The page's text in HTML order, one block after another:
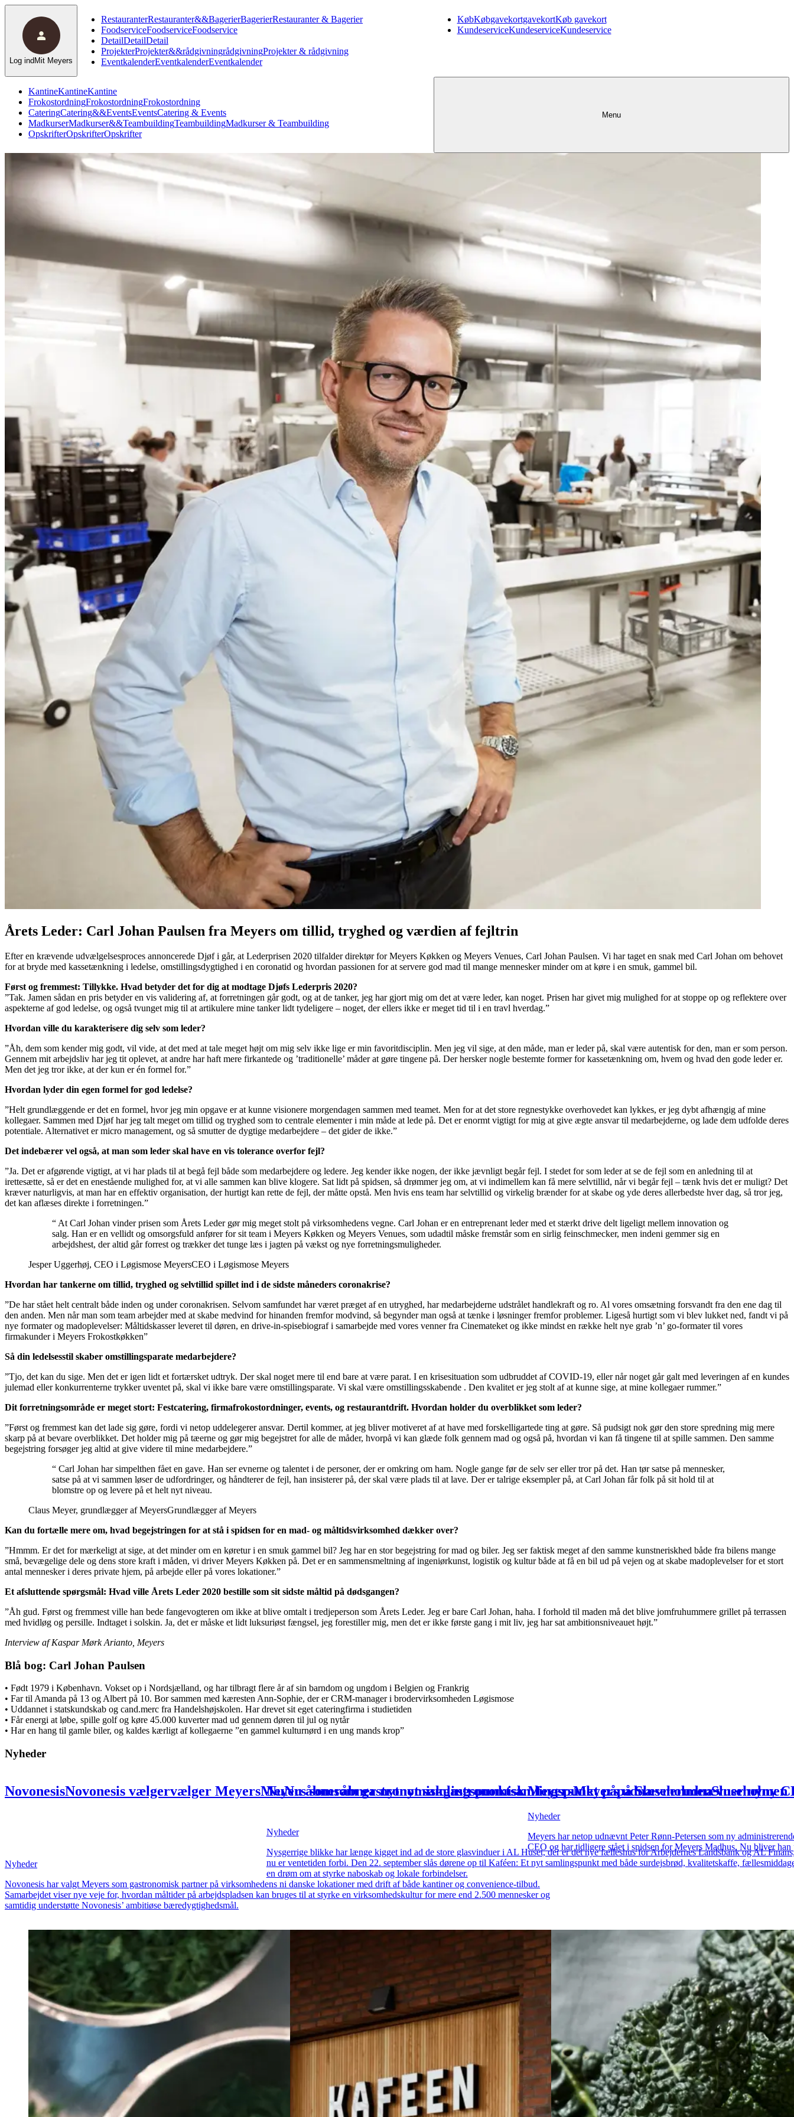
KantineKantineKantine
FrokostordningFrokostordningFrokostordning
CateringCatering&&EventsEventsCatering & Events
MadkurserMadkurser&&TeambuildingTeambuildingMadkurser & Teambuilding
OpskrifterOpskrifterOpskrifter
RestauranterRestauranter&&BagerierBagerierRestauranter & Bagerier
FoodserviceFoodserviceFoodservice
DetailDetailDetail
ProjekterProjekter&&rådgivningrådgivningProjekter & rådgivning
EventkalenderEventkalenderEventkalender
KøbKøbgavekortgavekortKøb gavekort
KundeserviceKundeserviceKundeservice
Log ind Mit Meyers
Menu
Årets Leder: Carl Johan Paulsen fra Meyers om tillid, tryghed og værdien af fejltrin
Efter en krævende udvælgelsesproces annoncerede Djøf i går, at Lederprisen 2020 tilfalder direktør for Meyers Køkken og Meyers Venues, Carl Johan Paulsen. Vi har taget en snak med Carl Johan om behovet
for at bryde med kassetænkning i ledelse, omstillingsdygtighed i en coronatid og hvordan passionen for at servere god mad til mange mennesker minder om at køre i en smuk, gammel bil.
Først og fremmest: Tillykke. Hvad betyder det for dig at modtage Djøfs Lederpris 2020?
”Tak. Jamen sådan en pris betyder en vis validering af, at forretningen går godt, og at de tanker, jeg har gjort mig om det at være leder, kan noget. Prisen har givet mig mulighed for at stoppe op og reflektere over
aspekterne af god ledelse, og også tvunget mig til at artikulere mine tanker lidt tydeligere – noget, der ellers ikke er meget tid til i en travl hverdag.”
Hvordan ville du karakterisere dig selv som leder?
”Åh, dem som kender mig godt, vil vide, at det med at tale meget højt om mig selv ikke lige er min favoritdisciplin. Men jeg vil sige, at den måde, man er leder på, skal være autentisk for den, man er som person.
Gennem mit arbejdsliv har jeg tit oplevet, at andre har haft mere firkantede og ’traditionelle’ måder at gøre tingene på. Der hersker nogle bestemte former for kassetænkning om, hvem og hvad den gode leder er.
Men det jeg tror ikke, at der kun er én formel for.”
Hvordan lyder din egen formel for god ledelse?
”Helt grundlæggende er det en formel, hvor jeg min opgave er at kunne visionere morgendagen sammen med teamet. Men for at det store regnestykke overhovedet kan lykkes, er jeg dybt afhængig af mine
kollegaer. Sammen med Djøf har jeg talt meget om tillid og tryghed som to centrale elementer i min måde at lede på. Det er enormt vigtigt for mig at give ægte ansvar til medarbejderne, og lade dem udfolde deres
potentiale. Alternativet er micro management, og så smutter de dygtige medarbejdere – det gider de ikke.”
Det indebærer vel også, at man som leder skal have en vis tolerance overfor fejl?
”Ja. Det er afgørende vigtigt, at vi har plads til at begå fejl både som medarbejdere og ledere. Jeg kender ikke nogen, der ikke jævnligt begår fejl. I stedet for som leder at se de fejl som en anledning til at
irettesætte, så er det en enestående mulighed for, at vi alle sammen kan blive klogere. Sat lidt på spidsen, så drømmer jeg om, at vi indimellem kan få mere selvtillid, når vi begår fejl – tænk hvis det er muligt? Det
kræver naturligvis, at man har en effektiv organisation, der hurtigt kan rette de fejl, der måtte opstå. Men hvis ens team har selvtillid og virkelig brænder for at skabe og yde deres allerbedste hver dag, så tror jeg,
det kan aflæses direkte i forretningen.”
“ At Carl Johan vinder prisen som Årets Leder gør mig meget stolt på virksomhedens vegne. Carl Johan er en entreprenant leder med et stærkt drive delt ligeligt mellem innovation og
salg. Han er en vellidt og omsorgsfuld anfører for sit team i Meyers Køkken og Meyers Venues, som udadtil måske fremstår som en sirlig feinschmecker, men indeni gemmer sig en
arbejdshest, der altid går forrest og trækker det tunge læs i jagten på vækst og nye forretningsmuligheder.
Jesper Uggerhøj, CEO i Løgismose MeyersCEO i Løgismose Meyers
Hvordan har tankerne om tillid, tryghed og selvtillid spillet ind i de sidste måneders coronakrise?
”De har stået helt centralt både inden og under coronakrisen. Selvom samfundet har været præget af en utryghed, har medarbejderne udstrålet handlekraft og ro. Al vores omsætning forsvandt fra den ene dag til
den anden. Men når man som team arbejder med at skabe medvind for hinanden fremfor modvind, så begynder man også at tænke i løsninger fremfor problemer. Ligeså hurtigt som vi blev lukket ned, fandt vi på
nye formater og madoplevelser: Måltidskasser leveret til døren, en drive-in-spisebiograf i samarbejde med vores venner fra Cinemateket og ikke mindst en række helt nye grab ’n’ go-formater til vores
firmakunder i Meyers Frokostkøkken”
Så din ledelsesstil skaber omstillingsparate medarbejdere?
”Tjo, det kan du sige. Men det er igen lidt et fortærsket udtryk. Der skal noget mere til end bare at være parat. I en krisesituation som udbruddet af COVID-19, eller når noget går galt med leveringen af en kundes
julemad eller konkurrenterne trykker uventet på, skal vi ikke bare være omstillingsparate. Vi skal være omstillingsskabende . Den kvalitet er jeg stolt af at kunne sige, at mine kollegaer rummer.”
Dit forretningsområde er meget stort: Festcatering, firmafrokostordninger, events, og restaurantdrift. Hvordan holder du overblikket som leder?
”Først og fremmest kan det lade sig gøre, fordi vi netop uddelegerer ansvar. Dertil kommer, at jeg bliver motiveret af at have med forskelligartede ting at gøre. Så pudsigt nok gør den store spredning mig mere
skarp på at bevare overblikket. Det holder mig på tæerne og gør mig begejstret for alle de måder, hvorpå vi kan glæde folk gennem mad og også på, hvordan vi kan få tingene til at spille sammen. Den samme
begejstring forsøger jeg altid at give videre til mine medarbejdere.”
“ Carl Johan har simpelthen fået en gave. Han ser evnerne og talentet i de personer, der er omkring om ham. Nogle gange før de selv ser eller tror på det. Han tør satse på mennesker,
satse på at vi sammen løser de udfordringer, og håndterer de fejl, han insisterer på, der skal være plads til at lave. Der er talrige eksempler på, at Carl Johan får folk på sit hold til at
blomstre op og levere på et helt nyt niveau.
Claus Meyer, grundlægger af MeyersGrundlægger af Meyers
Kan du fortælle mere om, hvad begejstringen for at stå i spidsen for en mad- og måltidsvirksomhed dækker over?
”Hmmm. Er det for mærkeligt at sige, at det minder om en køretur i en smuk gammel bil? Jeg har en stor begejstring for mad og biler. Jeg ser faktisk meget af den samme kunstneriskhed både fra bilens mange
små, bevægelige dele og dens store kraft i måden, vi driver Meyers Køkken på. Det er en sammensmeltning af ingeniørkunst, logistik og kultur både at få en bil ud på vejen og at skabe madoplevelser for et stort
antal mennesker i deres private hjem, på arbejde eller på vores lokationer.”
Et afsluttende spørgsmål: Hvad ville Årets Leder 2020 bestille som sit sidste måltid på dødsgangen?
”Åh gud. Først og fremmest ville han bede fangevogteren om ikke at blive omtalt i tredjeperson som Årets Leder. Jeg er bare Carl Johan, haha. I forhold til maden må det blive jomfruhummere grillet på terrassen
med hvidløg og persille. Indtaget i solskin. Ja, det er måske et lidt luksuriøst fængsel, jeg forestiller mig, men det er ikke første gang i mit liv, jeg har sat ambitionsniveauet højt.”
Interview af Kaspar Mørk Arianto, Meyers
Blå bog: Carl Johan Paulsen
• Født 1979 i København. Vokset op i Nordsjælland, og har tilbragt flere år af sin barndom og ungdom i Belgien og Frankrig
• Far til Amanda på 13 og Albert på 10. Bor sammen med kæresten Ann-Sophie, der er CRM-manager i brodervirksomheden Løgismose
• Uddannet i statskundskab og cand.merc fra Handelshøjskolen. Har drevet sit eget cateringfirma i studietiden
• Får energi at løbe, spille golf og køre 45.000 kuverter mad ud gennem døren til jul og nytår
• Har en hang til gamle biler, og kaldes kærligt af kollegaerne ”en gammel kulturnørd i en ung mands krop”
Nyheder
NovonesisNovonesis vælgervælger MeyersMeyers somsom gastronomiskgastronomisk
fællesskabfællesskab
Nyheder
Novonesis har valgt Meyers som gastronomisk partner på virksomhedens ni danske lokationer med drift af både kantiner og convenience-tilbud.
Samarbejdet viser nye veje for, hvordan måltider på arbejdspladsen kan bruges til at styrke en virksomhedskultur for mere end 2.500 mennesker og
samtidig understøtte Novonesis’ ambitiøse bæredygtighedsmål.
NuNu åbneråbner nytnyt samlingspunktsamlingspunkt påpå SluseholmenSluseholmen
Nyheder
Nysgerrige blikke har længe kigget ind ad de store glasvinduer i AL Huset, der er det nye fælleshus for Arbejdernes Landsbank og AL
nu er ventetiden forbi. Den 22. september slås dørene op til Kaféen: Et nyt samlingspunkt med både surdejsbrød, kvalitetskaffe,
en drøm om at styrke naboskab og lokale forbindelser.
MeyersMeyers udnævnerudnævner nyny
Nyheder
Meyers har netop udnævnt Peter Rønn-Petersen som ny
CEO og har tidligere stået i spidsen for Meyers Madhus. Nu bliver